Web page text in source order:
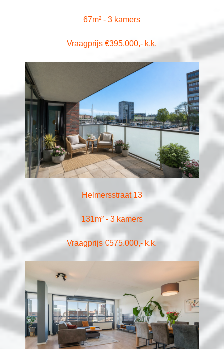
67m² - 3 kamers
Vraagprijs €395.000,- k.k.
Helmersstraat 13
131m² - 3 kamers
Vraagprijs €575.000,- k.k.